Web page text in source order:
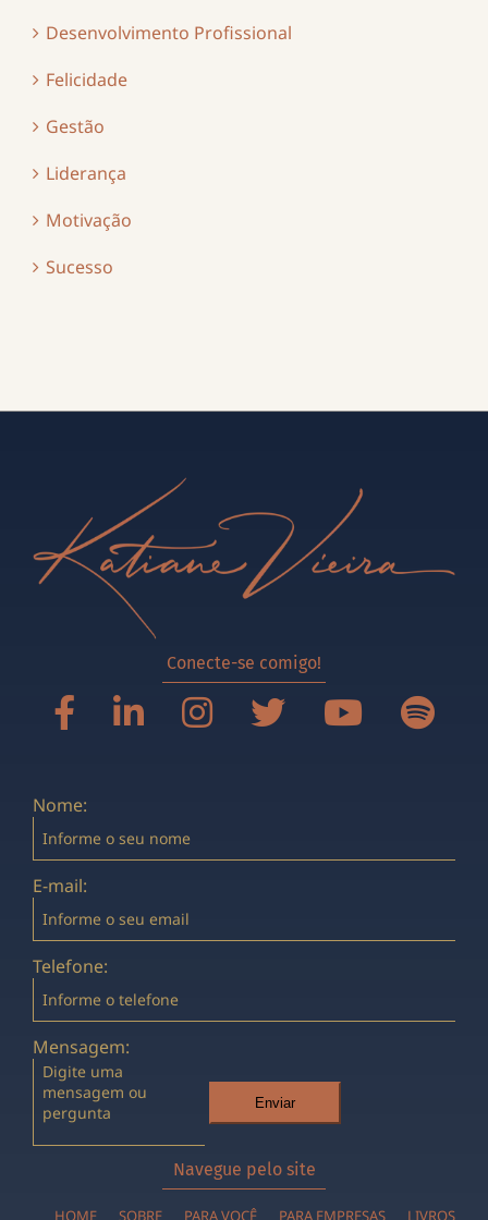
Desenvolvimento Profissional
Felicidade
Gestão
Liderança
Motivação
Sucesso
Conecte-se comigo!
Nome:
E-mail:
Telefone:
Mensagem:
Enviar
Navegue pelo site
HOME SOBRE PARA VOCÊ PARA EMPRESAS LIVROS